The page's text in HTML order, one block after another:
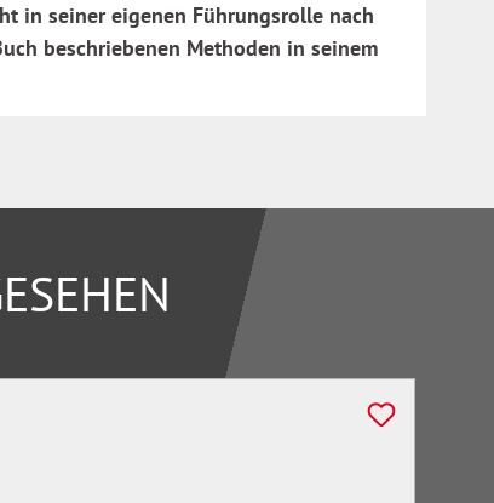
in seiner eigenen Führungsrolle nach
beschriebenen Methoden in seinem